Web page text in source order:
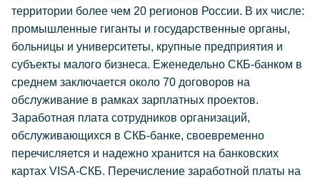
территории более чем 20 регионов России. В их числе:
промышленные гиганты и государственные органы,
больницы и университеты, крупные предприятия и
субъекты малого бизнеса. Еженедельно СКБ-банком в
среднем заключается около 70 договоров на
обслуживание в рамках зарплатных проектов.
Заработная плата сотрудников организаций,
обслуживающихся в СКБ-банке, своевременно
перечисляется и надежно хранится на банковских
картах VISA-СКБ. Перечисление заработной платы на